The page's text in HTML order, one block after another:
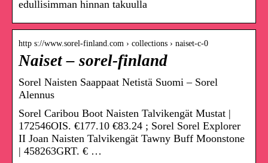
edullisimman hinnan takuulla
http s://www.sorel-finland.com › collections › naiset-c-0
Naiset – sorel-finland
Sorel Naisten Saappaat Netistä Suomi – Sorel
Alennus
Sorel Caribou Boot Naisten Talvikengät Mustat |
172546OIS. €177.10 €83.24 ; Sorel Sorel Explorer
II Joan Naisten Talvikengät Tawny Buff Moonstone
| 458263GRT. € …